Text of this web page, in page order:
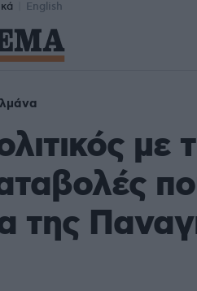
English
με
της